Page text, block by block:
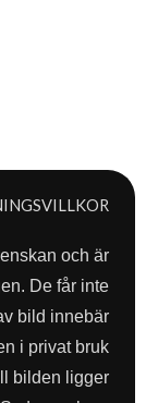
och är
De får inte
bild innebär
i privat bruk
bilden ligger